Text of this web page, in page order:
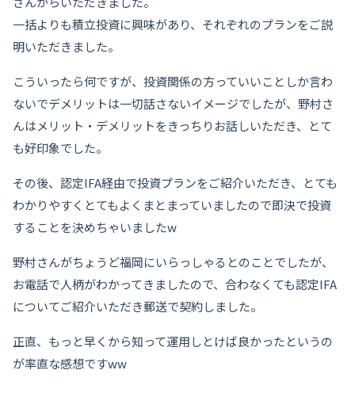
一括よりも積立投資に興味があり、それぞれのプランをご説
明いただきました。
こういったら何ですが、投資関係の方っていいことしか言わ
ないでデメリットは一切話さないイメージでしたが、野村さ
んはメリット・デメリットをきっちりお話しいただき、とて
も好印象でした。
その後、認定IFA経由で投資プランをご紹介いただき、とても
わかりやすくとてもよくまとまっていましたので即決で投資
することを決めちゃいましたw
野村さんがちょうど福岡にいらっしゃるとのことでしたが、
お電話で人柄がわかってきましたので、合わなくても認定IFA
についてご紹介いただき郵送で契約しました。
正直、もっと早くから知って運用しとけば良かったというの
が率直な感想ですww